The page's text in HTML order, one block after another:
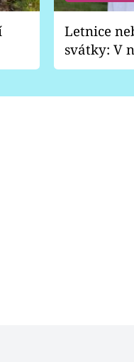
Letnice
svátky: V
pondělí